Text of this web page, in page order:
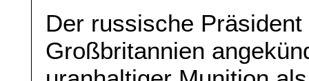
Der russische
Großbritannien